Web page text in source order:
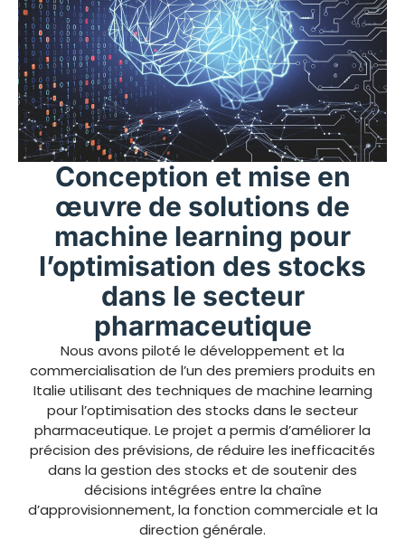
Conception et mise en
œuvre de solutions de
machine learning pour
l’optimisation des stocks
dans le secteur
pharmaceutique
Nous avons piloté le développement et la
commercialisation de l’un des premiers produits en
Italie utilisant des techniques de machine learning
pour l’optimisation des stocks dans le secteur
pharmaceutique. Le projet a permis d’améliorer la
précision des prévisions, de réduire les inefficacités
dans la gestion des stocks et de soutenir des
décisions intégrées entre la chaîne
d’approvisionnement, la fonction commerciale et la
direction générale.